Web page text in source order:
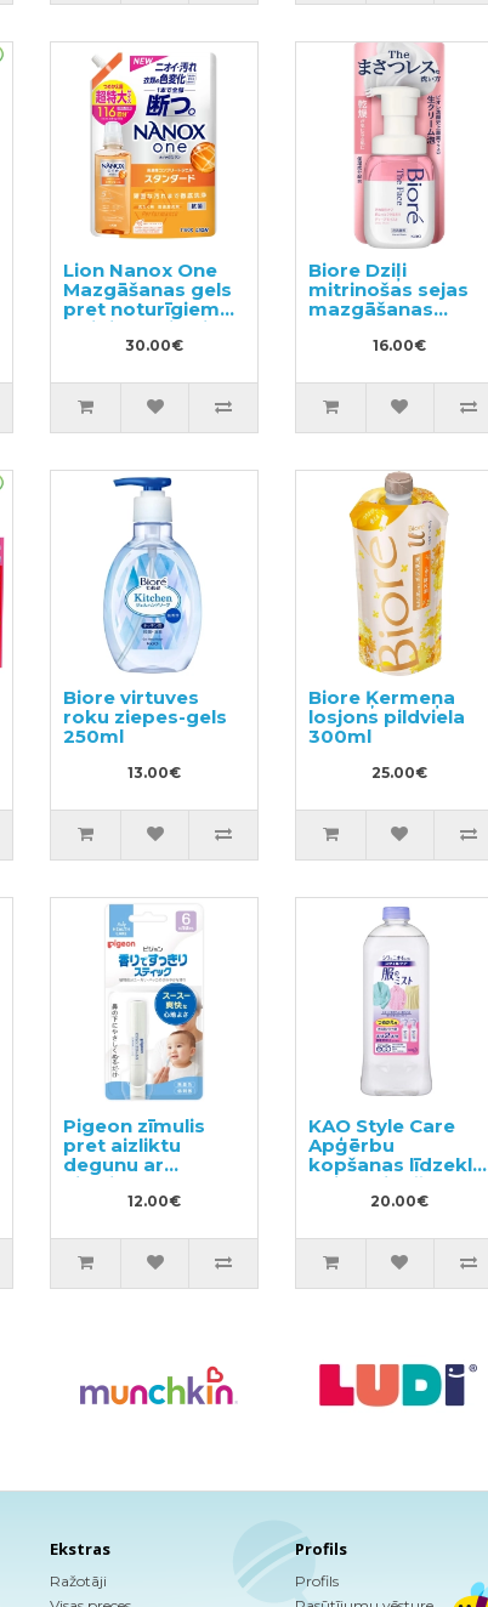
Lion Nanox One
Mazgāšanas gels
pret noturīgiem
traipiem, pildviela
30.00€
Biore Dziļi
mitrinošas sejas
mazgāšanas
16.00€
Biore virtuves
roku ziepes-gels
250ml
13.00€
Biore Ķermeņa
losjons pildviela
300ml
25.00€
Pigeon zīmulis
pret aizliktu
degunu ar
eikalipta un
piparmētru eļļu
12.00€
KAO Style Care
Apģērbu
kopšanas līdzeklis
ar izlīdzinošu un
antistatisku
400ml
20.00€
Ekstras
Ražotāji
Profils
Profils